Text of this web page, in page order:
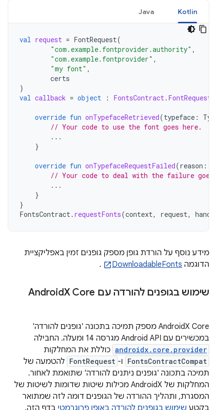
Kotlin
Java
val request = FontRequest(
"com.example.fontprovider.authority" ,
"com.example.fontprovider" ,
"my font" ,
certs
)
val callback = object : FontsContract.
override fun onTypefaceRetrieved(typeface :
// Your code to use the font goes here.
...
}
override fun onTypefaceRequestFailed(reason :
// Your code to deal with the failure goes
...
}
}
FontsContract. requestFonts(context, request,
מידע נוסף על הורדת גופן מספק גופנים זמין באפליקציית
הדוגמה DownloadableFonts
.
שימוש בגופנים להורדה עם Android X Core
‫AndroidX Core מספק תמיכה בתכונה 'גופנים להורדה'
במכשירים עם Android API מגרסה 14 ומעלה. החבילה
androidx.core.provider כוללת את המחלקות
FontsContractCompat ו- FontRequest להטמעה של
תמיכה בתכונה 'גופנים ניתנים להורדה' שתואמת לאחור.
המחלקות של AndroidX מכילות שיטות שדומות לשיטות של
המסגרת, ותהליך ההורדה של הגופנים דומה לזה שמתואר